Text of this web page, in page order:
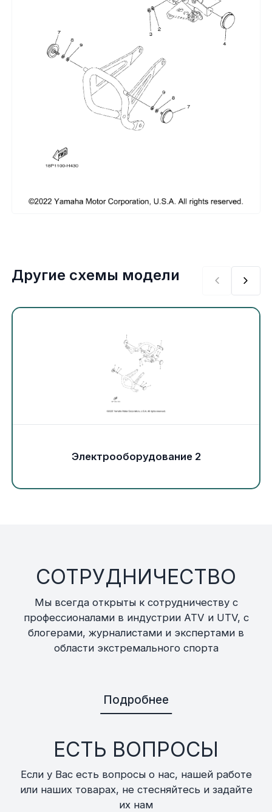
Топливная система
Тормозная система
Трансмиссия
Хранение и перевозка
Шины, диски, гусеницы
Экипировка и одежда
Электрика
Движители (гребные винты)
Швартовное оборудование
Другие схемы модели
Электрооборудование 2
СОТРУДНИЧЕСТВО
Мы всегда открыты к сотрудничеству с
профессионалами в индустрии ATV и UTV, с
блогерами, журналистами и экспертами в
области экстремального спорта
Подробнее
ЕСТЬ ВОПРОСЫ
Если у Вас есть вопросы о нас, нашей работе
или наших товарах, не стесняйтесь и задайте
их нам